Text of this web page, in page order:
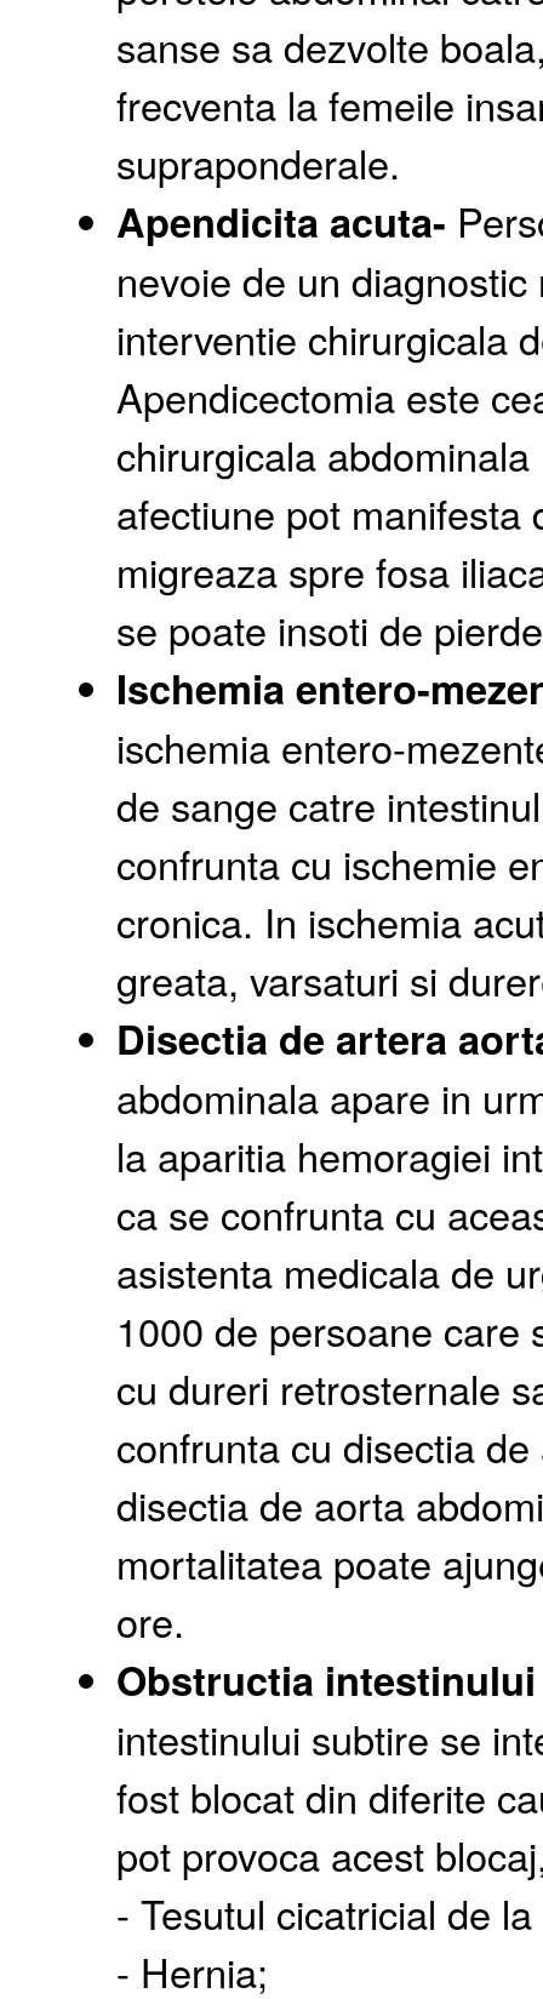
sanse sa dezvolte
frecventa la femeile
supraponderale.
Apendicita acuta-
nevoie de un
interventie chirurgicala
Apendicectomia este
chirurgicala
afectiune pot manifesta
migreaza spre fosa
se poate insoti de
Ischemia entero-
ischemia entero-
de sange catre
confrunta cu ischemie
cronica. In ischemia
greata, varsaturi si
Disectia de artera
abdominala apare in
la aparitia hemoragiei
ca se confrunta cu
asistenta medicala de
1000 de persoane care
cu dureri retrosternale
confrunta cu disectia
disectia de aorta
mortalitatea poate
ore.
Obstructia
intestinului subtire se
fost blocat din diferite
pot provoca acest
- Tesutul cicatricial de
- Hernia;